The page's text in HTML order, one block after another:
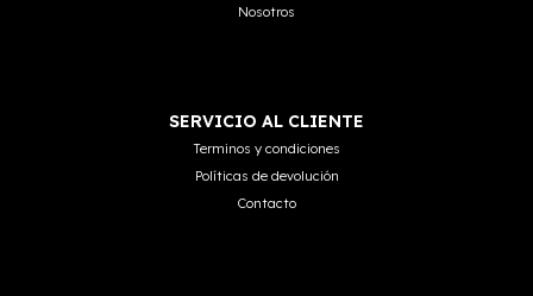
Nosotros
SERVICIO AL CLIENTE
Terminos y condiciones
Políticas de devolución
Contacto